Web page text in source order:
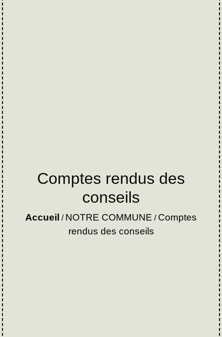
Comptes rendus des
conseils
Accueil / NOTRE COMMUNE / Comptes
rendus des conseils